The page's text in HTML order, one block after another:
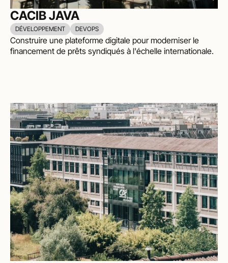
CACIB JAVA
DÉVELOPPEMENT DEVOPS
Construire une plateforme digitale pour moderniser le
financement de prêts syndiqués à l'échelle internationale.